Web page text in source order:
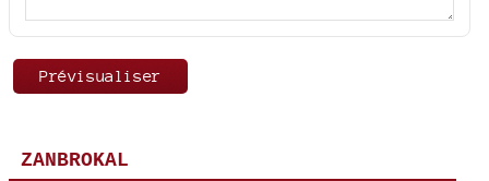
ZANBROKAL